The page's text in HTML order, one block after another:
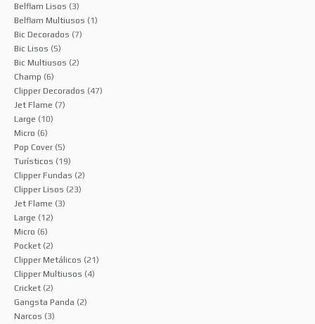
Belflam Lisos (3)
Belflam Multiusos (1)
Bic Decorados (7)
Bic Lisos (5)
Bic Multiusos (2)
Champ (6)
Clipper Decorados (47)
Jet Flame (7)
Large (10)
Micro (6)
Pop Cover (5)
Turísticos (19)
Clipper Fundas (2)
Clipper Lisos (23)
Jet Flame (3)
Large (12)
Micro (6)
Pocket (2)
Clipper Metálicos (21)
Clipper Multiusos (4)
Cricket (2)
Gangsta Panda (2)
Narcos (3)